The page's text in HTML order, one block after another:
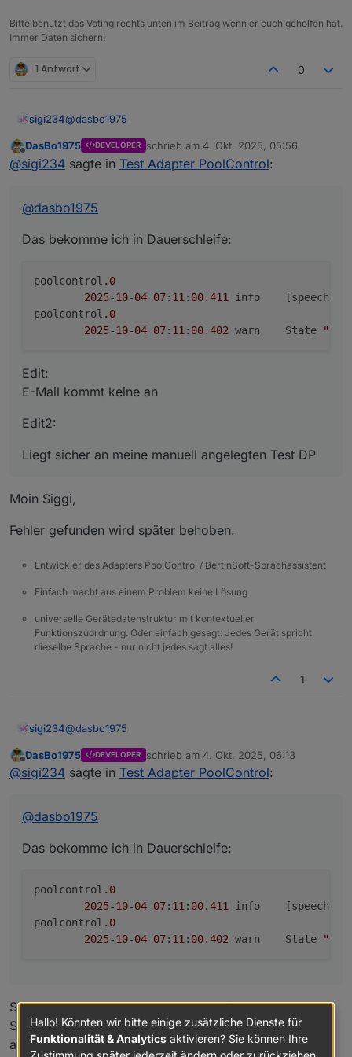
Sprachausgabe über Alexa oder Telegram
Bitte benutzt das Voting rechts unten im Beitrag wenn er euch geholfen hat.
Immer Daten sichern!
1 Antwort 0
sigi234@dasbo1975
Das bekomme ich in Dauerschleife:
poolcontrol.0
Edit:
Edit2:
Offline
DasBo1975 DEVELOPER schrieb am 4. Okt. 2025, 05:56
zuletzt editiert von
@sigi234 sagte in Test Adapter PoolControl:
@dasbo1975
Das bekomme ich in Dauerschleife:
poolcontrol .0
2025-10-04 07: 11 : 00.411
info
poolcontrol .0
2025-10-04 07: 11 : 00.402
	warn	State
Edit:
E-Mail kommt keine an
Edit2:
Liegt sicher an meine manuell angelegten Test DP
Moin Siggi,
Fehler gefunden wird später behoben.
Entwickler des Adapters PoolControl / BertinSoft-Sprachassistent
Einfach macht aus einem Problem keine Lösung
universelle Gerätedatenstruktur mit kontextueller
Funktionszuordnung. Oder einfach gesagt: Jedes Gerät spricht
dieselbe Sprache - nur nicht jedes sagt alles!
1
sigi234@dasbo1975
Das bekomme ich in Dauerschleife:
poolcontrol.0
Edit:
Edit2:
Offline
DasBo1975 DEVELOPER schrieb am 4. Okt. 2025, 06:13
zuletzt editiert von
@sigi234 sagte in Test Adapter PoolControl:
@dasbo1975
Das bekomme ich in Dauerschleife:
poolcontrol .0
2025-10-04 07: 11: 00.411
info
poolcontrol .0
2025-10-04 07: 11: 00.402
	warn	State
Siggi, bitte einmal testen. Mail sollte funktionieren.
Sollte in den nächsten 15 minuten auf github sein. Alles
andere später nach Feierabend
Hallo! Könnten wir bitte einige zusätzliche Dienste für
Funktionalität & Analytics aktivieren? Sie können Ihre